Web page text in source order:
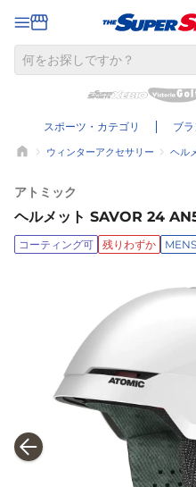
スポーツ・カテゴリ ブ
ウィンターアクセサリー ヘル
アトミック
ヘルメット SAVOR 24
コーティング可 残りわずか MENS